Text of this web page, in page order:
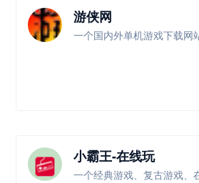
游侠网
一个国内外单机游戏下载网
小霸王-在线玩
一个经典游戏、复古游戏、